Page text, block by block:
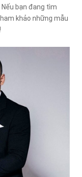
bạn đang tìm
khảo những mẫu